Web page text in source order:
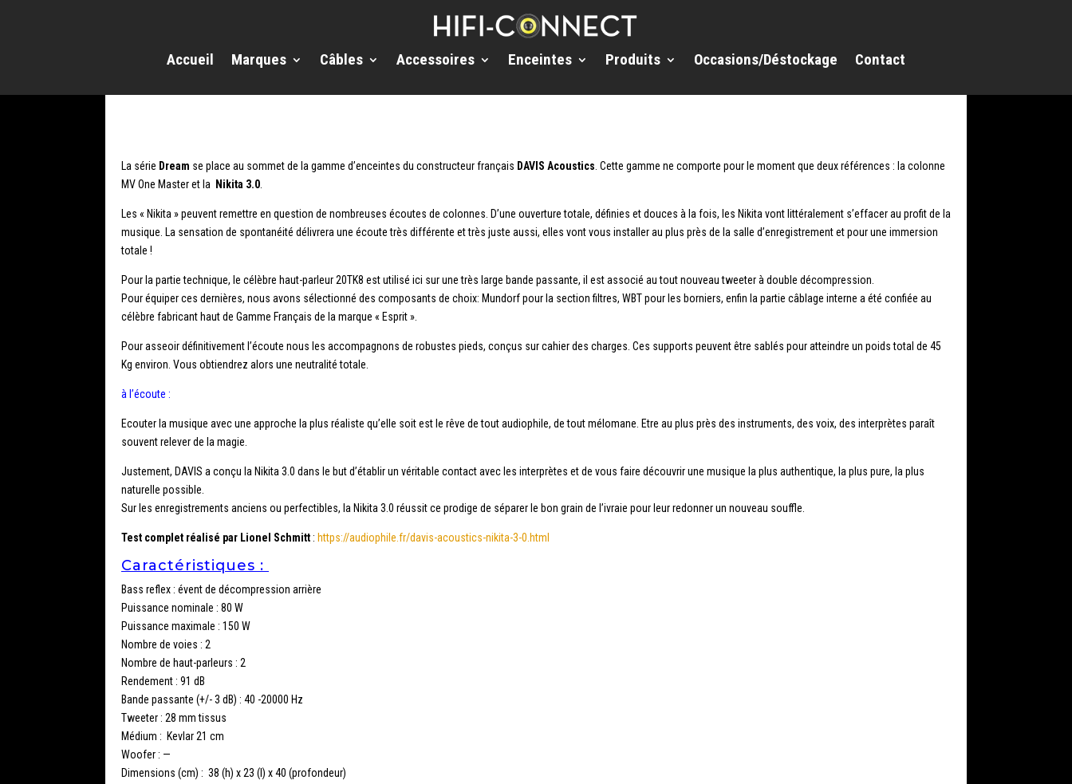
Accueil Marques Câbles Accessoires Enceintes Produits Occasions/Déstockage Contact
La série Dream se place au sommet de la gamme d’enceintes du constructeur français DAVIS Acoustics. Cette gamme ne comporte pour le moment que deux références : la colonne
MV One Master et la Nikita 3.0.
Les « Nikita » peuvent remettre en question de nombreuses écoutes de colonnes. D’une ouverture totale, définies et douces à la fois, les Nikita vont littéralement s’effacer au profit de la
musique. La sensation de spontanéité délivrera une écoute très différente et très juste aussi, elles vont vous installer au plus près de la salle d’enregistrement et pour une immersion
totale !
Pour la partie technique, le célèbre haut-parleur 20TK8 est utilisé ici sur une très large bande passante, il est associé au tout nouveau tweeter à double décompression.
Pour équiper ces dernières, nous avons sélectionné des composants de choix: Mundorf pour la section filtres, WBT pour les borniers, enfin la partie câblage interne a été confiée au
célèbre fabricant haut de Gamme Français de la marque « Esprit ».
Pour asseoir définitivement l’écoute nous les accompagnons de robustes pieds, conçus sur cahier des charges. Ces supports peuvent être sablés pour atteindre un poids total de 45
Kg environ. Vous obtiendrez alors une neutralité totale.
à l’écoute :
Ecouter la musique avec une approche la plus réaliste qu’elle soit est le rêve de tout audiophile, de tout mélomane. Etre au plus près des instruments, des voix, des interprètes paraît
souvent relever de la magie.
Justement, DAVIS a conçu la Nikita 3.0 dans le but d’établir un véritable contact avec les interprètes et de vous faire découvrir une musique la plus authentique, la plus pure, la plus
naturelle possible.
Sur les enregistrements anciens ou perfectibles, la Nikita 3.0 réussit ce prodige de séparer le bon grain de l’ivraie pour leur redonner un nouveau souffle.
Test complet réalisé par Lionel Schmitt : https://audiophile.fr/davis-acoustics-nikita-3-0.html
Caractéristiques :
Bass reflex : évent de décompression arrière
Puissance nominale : 80 W
Puissance maximale : 150 W
Nombre de voies : 2
Nombre de haut-parleurs : 2
Rendement : 91 dB
Bande passante (+/- 3 dB) : 40 -20000 Hz
Tweeter : 28 mm tissus
Médium : Kevlar 21 cm
Woofer : —
Dimensions (cm) : 38 (h) x 23 (l) x 40 (profondeur)